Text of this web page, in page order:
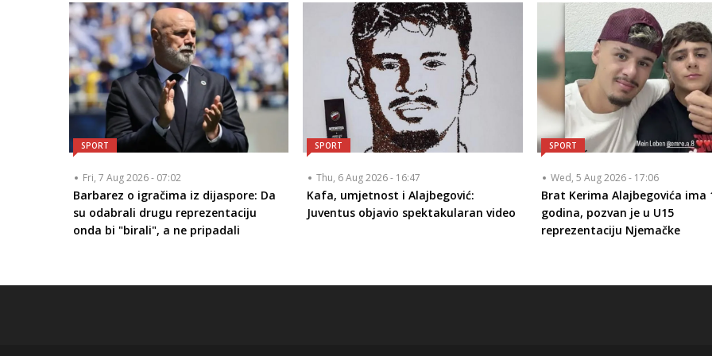
SPORT
Fri, 7 Aug 2026 - 07:02
Barbarez o igračima iz dijaspore: Da
su odabrali drugu reprezentaciju
onda bi "birali", a ne pripadali
SPORT
Thu, 6 Aug 2026 - 16:47
Kafa, umjetnost i Alajbegović:
Juventus objavio spektakularan video
SPORT
Wed, 5 Aug 2026 - 17:06
Brat Kerima Alajbegovića ima
godina, pozvan je u U15
reprezentaciju Njemačke